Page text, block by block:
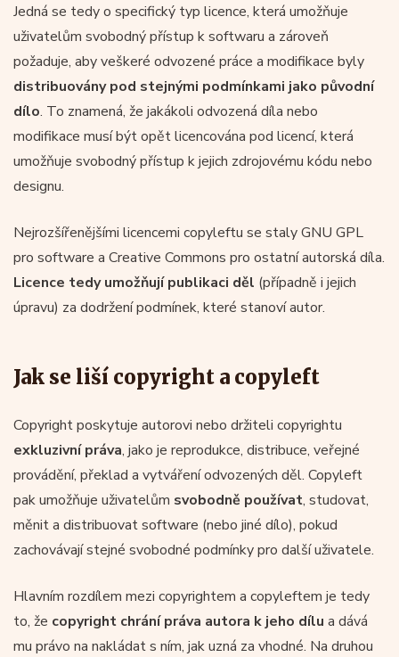
Jedná se tedy o specifický typ licence, která umožňuje
uživatelům svobodný přístup k softwaru a zároveň
požaduje, aby veškeré odvozené práce a modifikace byly
distribuovány pod stejnými podmínkami jako původní
dílo. To znamená, že jakákoli odvozená díla nebo
modifikace musí být opět licencována pod licencí, která
umožňuje svobodný přístup k jejich zdrojovému kódu nebo
designu.
Nejrozšířenějšími licencemi copyleftu se staly GNU GPL
pro software a Creative Commons pro ostatní autorská díla.
Licence tedy umožňují publikaci děl (případně i jejich
úpravu) za dodržení podmínek, které stanoví autor.
Jak se liší copyright a copyleft
Copyright poskytuje autorovi nebo držiteli copyrightu
exkluzivní práva, jako je reprodukce, distribuce, veřejné
provádění, překlad a vytváření odvozených děl. Copyleft
pak umožňuje uživatelům svobodně používat, studovat,
měnit a distribuovat software (nebo jiné dílo), pokud
zachovávají stejné svobodné podmínky pro další uživatele.
Hlavním rozdílem mezi copyrightem a copyleftem je tedy
to, že copyright chrání práva autora k jeho dílu a dává
mu právo na nakládat s ním, jak uzná za vhodné. Na druhou